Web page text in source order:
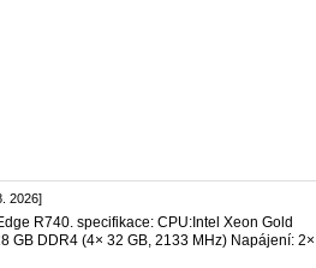
2026]
R740. specifikace: CPU:Intel Xeon Gold
GB DDR4 (4× 32 GB, 2133 MHz) Napájení: 2×